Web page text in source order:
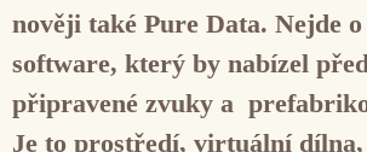
nověji také Pure Data. Nejde
software, který by nabízel
připravené zvuky a
Je to prostředí, virtuální